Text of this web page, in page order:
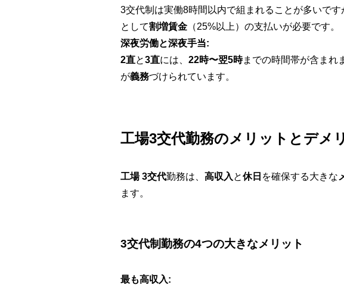
3交代制は実働8時間以内で組まれることが多いで
として割増賃金 （25%以上）の支払いが必要です。
深夜労働と深夜手当:
2直と3直には、 22時〜翌5時までの時間帯が含まれ
が義務づけられています。
工場3交代勤務のメリットとデメ
工場 3交代勤務は、 高収入と休日 を確保する大きな
ます。
3交代制勤務の4つの大きなメリット
最も高収入: